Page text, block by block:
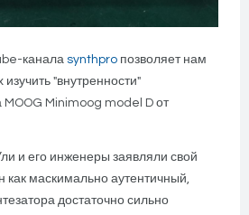
канала synthpro позволяет нам
"внутренности"
MOOG Minimoog model
D от
и его инженеры заявляли свой
как маскимально аутентичный,
достаточно сильно